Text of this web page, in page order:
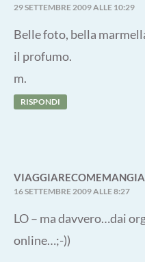
29 SETTEMBRE 2009 ALLE 10:29
Belle foto, bella
il profumo.
m.
RISPONDI
16 SETTEMBRE 2009 ALLE 8:27
LO – ma davvero…dai
online…;-))